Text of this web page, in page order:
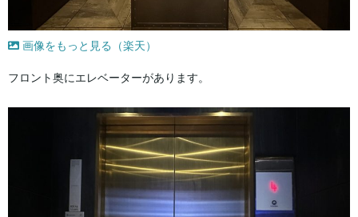
画像をもっと見る（楽天）
フロント奥にエレベーターがあります。